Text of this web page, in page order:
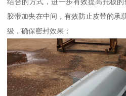
胶带加夹在中间，有效防止皮带的承
级，确保密封效果；